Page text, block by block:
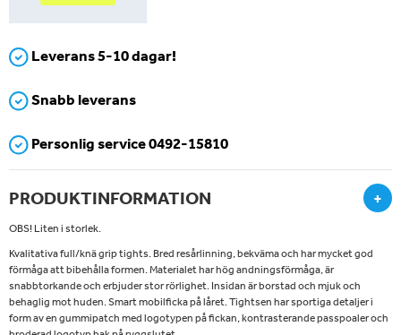
Leverans 5-10 dagar!
Snabb leverans
Personlig service 0492-15810
PRODUKTINFORMATION +
OBS! Liten i storlek.
Kvalitativa full/knä grip tights. Bred resårlinning, bekväma och har mycket god
förmåga att bibehålla formen. Materialet har hög andningsförmåga, är
snabbtorkande och erbjuder stor rörlighet. Insidan är borstad och mjuk och
behaglig mot huden. Smart mobilficka på låret. Tightsen har sportiga detaljer i
form av en gummipatch med logotypen på fickan, kontrasterande passpoaler och